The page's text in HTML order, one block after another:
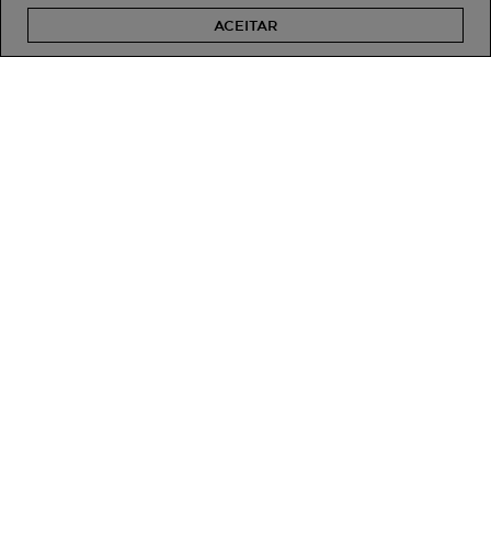
Na Program Moda, a moda plus size
feminina brilha com estilo único. Somos
ACEITAR